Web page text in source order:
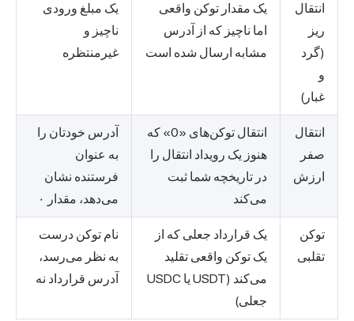
انتقال
ریز
(گرد
و
غبار)
یک مقدار توکن واقعی
اما ناچیز که از آدرس
مشابه ارسال شده است
یک مبلغ ورودی
ناچیز و
غیرمنتظره
انتقال
صفر
ارزش
انتقال توکن‌های «0» که
هنوز یک رویداد انتقال را
در تاریخچه شما ثبت
می‌کند
آدرس خودتان را
به عنوان
فرستنده نشان
می‌دهد، مقدار ۰
توکن
تقلبی
یک قرارداد جعلی که از
یک توکن واقعی تقلید
می‌کند (USDT یا USDC
جعلی)
نام توکن درست
به نظر می‌رسد،
آدرس قرارداد نه